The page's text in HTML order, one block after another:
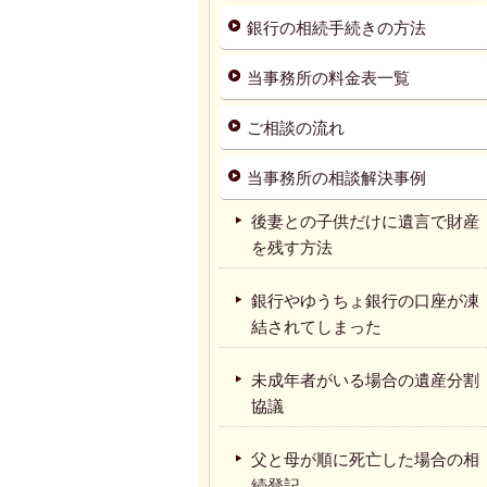
銀行の相続手続きの方法
当事務所の料金表一覧
ご相談の流れ
当事務所の相談解決事例
後妻との子供だけに遺言で財産
を残す方法
銀行やゆうちょ銀行の口座が凍
結されてしまった
未成年者がいる場合の遺産分割
協議
父と母が順に死亡した場合の相